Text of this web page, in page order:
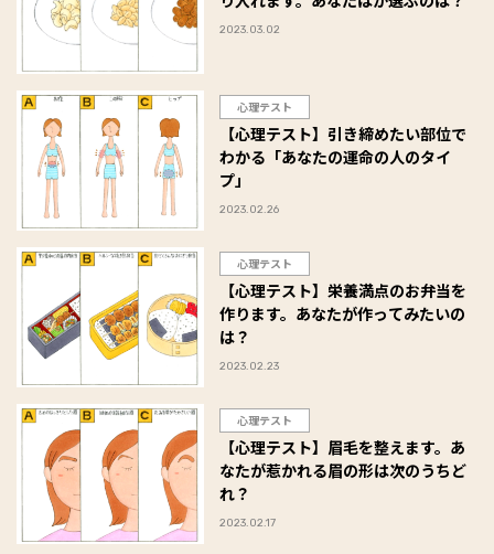
2023.03.02
心理テスト
【心理テスト】引き締めたい部位で
わかる「あなたの運命の人のタイ
プ」
2023.02.26
心理テスト
【心理テスト】栄養満点のお弁当を
作ります。あなたが作ってみたいの
は？
2023.02.23
心理テスト
【心理テスト】眉毛を整えます。あ
なたが惹かれる眉の形は次のうちど
れ？
2023.02.17